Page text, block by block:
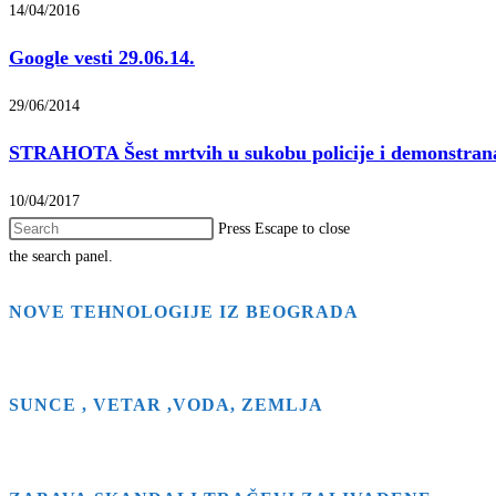
14/04/2016
Google vesti 29.06.14.
29/06/2014
STRAHOTA Šest mrtvih u sukobu policije i
10/04/2017
Press Escape to close
the search panel.
NOVE TEHNOLOGIJE IZ BEOGRADA
SUNCE , VETAR ,VODA, ZEMLJA